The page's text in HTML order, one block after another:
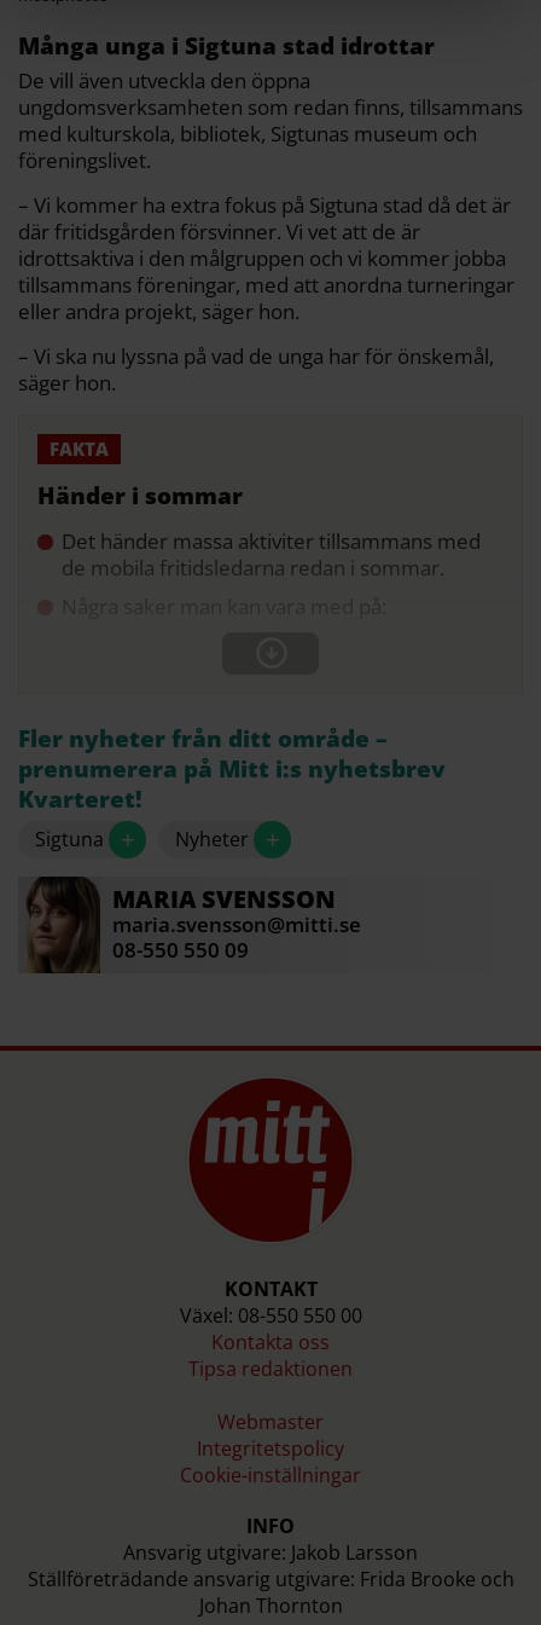
Många unga i Sigtuna stad idrottar
De vill även utveckla den öppna
ungdomsverksamheten som redan finns, tillsammans
med kulturskola, bibliotek, Sigtunas museum och
föreningslivet.
– Vi kommer ha extra fokus på Sigtuna stad då det är
där fritidsgården försvinner. Vi vet att de är
idrottsaktiva i den målgruppen och vi kommer jobba
tillsammans föreningar, med att anordna turneringar
eller andra projekt, säger hon.
– Vi ska nu lyssna på vad de unga har för önskemål,
säger hon.
Händer i sommar
Det händer massa aktiviter tillsammans med
de mobila fritidsledarna redan i sommar.
Några saker man kan vara med på:
Fler nyheter från ditt område –
prenumerera på Mitt i:s nyhetsbrev
Kvarteret!
Sigtuna + Nyheter +
MARIA SVENSSON
maria.svensson@mitti.se
08-550 550 09
KONTAKT
Växel: 08-550 550 00
Kontakta oss
Tipsa redaktionen
Webmaster
Integritetspolicy
Cookie-inställningar
INFO
Ansvarig utgivare: Jakob Larsson
Ställföreträdande ansvarig utgivare: Frida Brooke och
Johan Thornton